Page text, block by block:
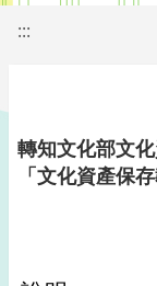
:::
轉知文化部文
「文化資產保